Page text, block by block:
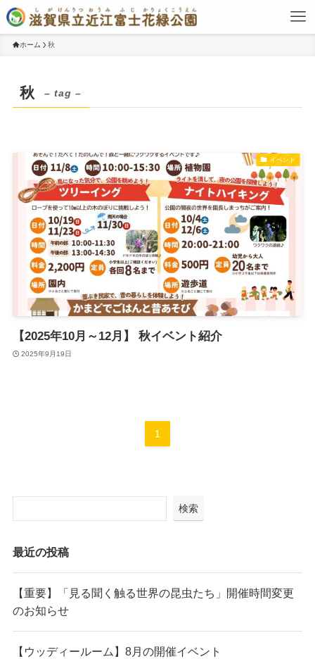
ホーム 秋
秋 – tag –
イベント
【2025年10月～12月】 秋イベント紹介
2025年9月19日
1
検索
最近の投稿
【重要】「見る聞く触る世界の昆虫たち」開催時間変更
のお知らせ
【ウッディールーム】8月の開催イベント